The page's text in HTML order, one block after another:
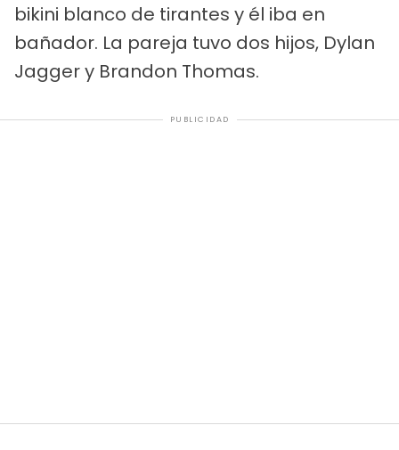
bikini blanco de tirantes y él iba en
bañador. La pareja tuvo dos hijos, Dylan
Jagger y Brandon Thomas.
PUBLICIDAD